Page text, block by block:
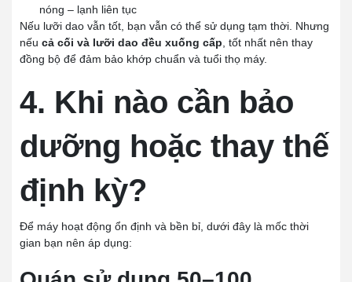
nóng – lạnh liên tục
Nếu lưỡi dao vẫn tốt, bạn vẫn có thể sử dụng tạm thời. Nhưng
nếu cả cối và lưỡi dao đều xuống cấp , tốt nhất nên thay
đồng bộ để đảm bảo khớp chuẩn và tuổi thọ máy.
4. Khi nào cần bảo
dưỡng hoặc thay thế
định kỳ?
Để máy hoạt động ổn định và bền bỉ, dưới đây là mốc thời
gian bạn nên áp dụng: